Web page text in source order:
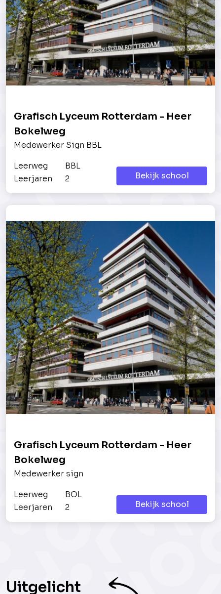
Grafisch Lyceum Rotterdam - Heer
Bokelweg
Medewerker Sign BBL
Leerweg
BBL
Leerjaren
2 Bekijk school
Grafisch Lyceum Rotterdam - Heer
Bokelweg
Medewerker sign
Leerweg
BOL
Leerjaren
2 Bekijk school
Uitgelicht